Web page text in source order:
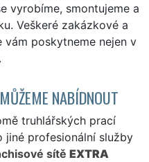
vyrobíme, smontujeme a
Veškeré zakázkové a
vám poskytneme nejen v
NABÍDNOUT
truhlářských prací
jiné profesionální služby
sítě EXTRA